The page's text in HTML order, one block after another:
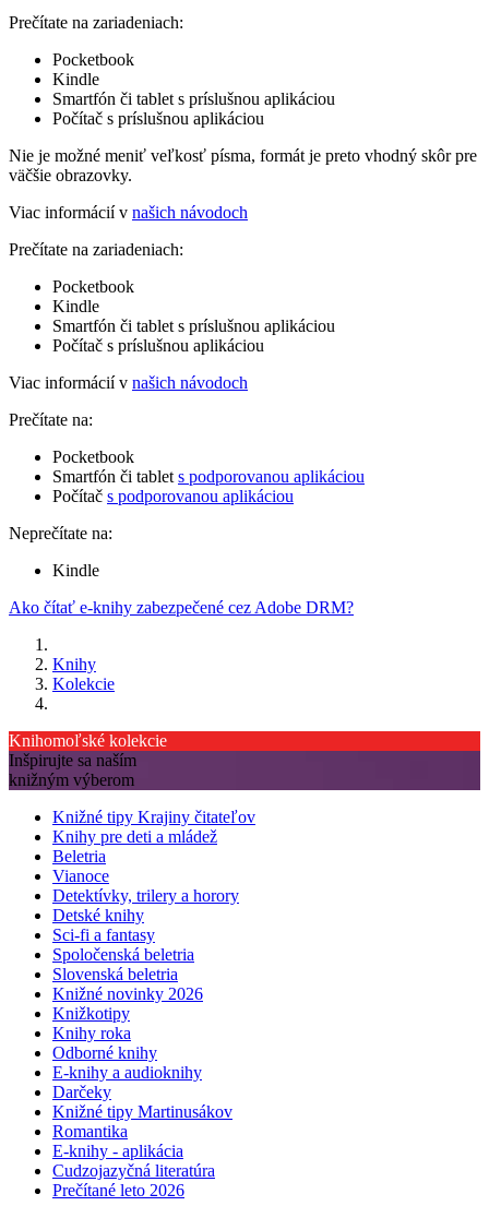
Prečítate na zariadeniach:
Pocketbook
Kindle
Smartfón či tablet s príslušnou aplikáciou
Počítač s príslušnou aplikáciou
Nie je možné meniť veľkosť písma, formát je preto vhodný skôr pre
väčšie obrazovky.
Viac informácií v našich návodoch
Prečítate na zariadeniach:
Pocketbook
Kindle
Smartfón či tablet s príslušnou aplikáciou
Počítač s príslušnou aplikáciou
Viac informácií v našich návodoch
Prečítate na:
Pocketbook
Smartfón či tablet s podporovanou aplikáciou
Počítač s podporovanou aplikáciou
Neprečítate na:
Kindle
Ako čítať e-knihy zabezpečené cez Adobe DRM?
Knihy
Kolekcie
Knihomoľské kolekcie
Inšpirujte sa naším
knižným výberom
Knižné tipy Krajiny čitateľov
Knihy pre deti a mládež
Beletria
Vianoce
Detektívky, trilery a horory
Detské knihy
Sci-fi a fantasy
Spoločenská beletria
Slovenská beletria
Knižné novinky 2026
Knižkotipy
Knihy roka
Odborné knihy
E-knihy a audioknihy
Darčeky
Knižné tipy Martinusákov
Romantika
E-knihy - aplikácia
Cudzojazyčná literatúra
Prečítané leto 2026